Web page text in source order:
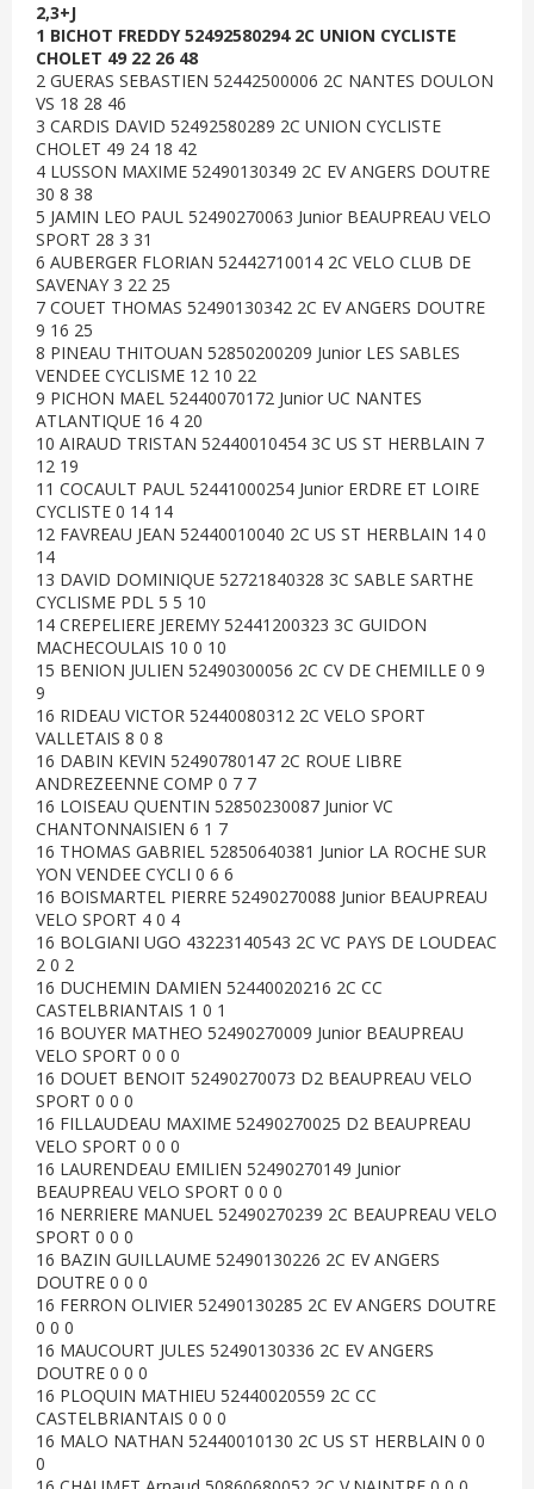
2,3+J
1 BICHOT FREDDY 52492580294 2C UNION CYCLISTE
CHOLET 49 22 26 48
2 GUERAS SEBASTIEN 52442500006 2C NANTES DOULON
VS 18 28 46
3 CARDIS DAVID 52492580289 2C UNION CYCLISTE
CHOLET 49 24 18 42
4 LUSSON MAXIME 52490130349 2C EV ANGERS DOUTRE
30 8 38
5 JAMIN LEO PAUL 52490270063 Junior BEAUPREAU VELO
SPORT 28 3 31
6 AUBERGER FLORIAN 52442710014 2C VELO CLUB DE
SAVENAY 3 22 25
7 COUET THOMAS 52490130342 2C EV ANGERS DOUTRE
9 16 25
8 PINEAU THITOUAN 52850200209 Junior LES SABLES
VENDEE CYCLISME 12 10 22
9 PICHON MAEL 52440070172 Junior UC NANTES
ATLANTIQUE 16 4 20
10 AIRAUD TRISTAN 52440010454 3C US ST HERBLAIN 7
12 19
11 COCAULT PAUL 52441000254 Junior ERDRE ET LOIRE
CYCLISTE 0 14 14
12 FAVREAU JEAN 52440010040 2C US ST HERBLAIN 14 0
14
13 DAVID DOMINIQUE 52721840328 3C SABLE SARTHE
CYCLISME PDL 5 5 10
14 CREPELIERE JEREMY 52441200323 3C GUIDON
MACHECOULAIS 10 0 10
15 BENION JULIEN 52490300056 2C CV DE CHEMILLE 0 9
9
16 RIDEAU VICTOR 52440080312 2C VELO SPORT
VALLETAIS 8 0 8
16 DABIN KEVIN 52490780147 2C ROUE LIBRE
ANDREZEENNE COMP 0 7 7
16 LOISEAU QUENTIN 52850230087 Junior VC
CHANTONNAISIEN 6 1 7
16 THOMAS GABRIEL 52850640381 Junior LA ROCHE SUR
YON VENDEE CYCLI 0 6 6
16 BOISMARTEL PIERRE 52490270088 Junior BEAUPREAU
VELO SPORT 4 0 4
16 BOLGIANI UGO 43223140543 2C VC PAYS DE LOUDEAC
2 0 2
16 DUCHEMIN DAMIEN 52440020216 2C CC
CASTELBRIANTAIS 1 0 1
16 BOUYER MATHEO 52490270009 Junior BEAUPREAU
VELO SPORT 0 0 0
16 DOUET BENOIT 52490270073 D2 BEAUPREAU VELO
SPORT 0 0 0
16 FILLAUDEAU MAXIME 52490270025 D2 BEAUPREAU
VELO SPORT 0 0 0
16 LAURENDEAU EMILIEN 52490270149 Junior
BEAUPREAU VELO SPORT 0 0 0
16 NERRIERE MANUEL 52490270239 2C BEAUPREAU VELO
SPORT 0 0 0
16 BAZIN GUILLAUME 52490130226 2C EV ANGERS
DOUTRE 0 0 0
16 FERRON OLIVIER 52490130285 2C EV ANGERS DOUTRE
0 0 0
16 MAUCOURT JULES 52490130336 2C EV ANGERS
DOUTRE 0 0 0
16 PLOQUIN MATHIEU 52440020559 2C CC
CASTELBRIANTAIS 0 0 0
16 MALO NATHAN 52440010130 2C US ST HERBLAIN 0 0
0